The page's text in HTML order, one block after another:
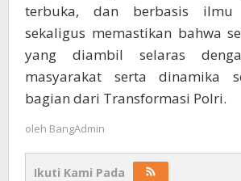
terbuka, dan berbasis ilmu
sekaligus memastikan bahwa
yang diambil selaras
masyarakat serta dinamika
bagian dari Transformasi Polri.
oleh BangAdmin
Ikuti Kami Pada